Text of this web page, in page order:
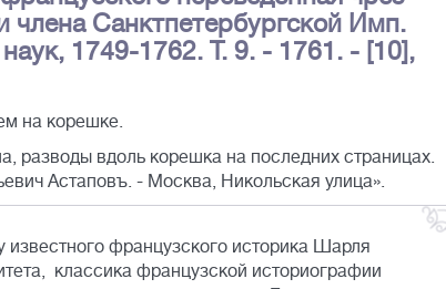
члена Санктпетербургской Имп.
1749-1762. Т. 9. - 1761. - [10],
на корешке.
разводы вдоль корешка на последних страницах.
Астаповъ. - Москва, Никольская улица».
французского историка Шарля
классика французской историографии